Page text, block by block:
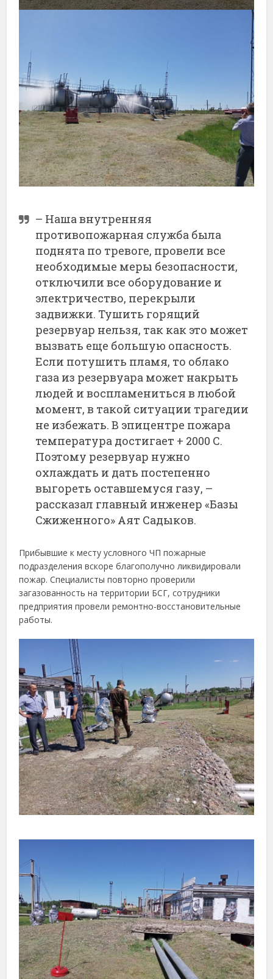
– Наша внутренняя
противопожарная служба была
поднята по тревоге, провели все
необходимые меры безопасности,
отключили все оборудование и
электричество, перекрыли
задвижки. Тушить горящий
резервуар нельзя, так как это может
вызвать еще большую опасность.
Если потушить пламя, то облако
газа из резервуара может накрыть
людей и воспламениться в любой
момент, в такой ситуации трагедии
не избежать. В эпицентре пожара
температура достигает + 2000 С.
Поэтому резервуар нужно
охлаждать и дать постепенно
выгореть оставшемуся газу, –
рассказал главный инженер «Базы
Сжиженного» Аят Садыков.
Прибывшие к месту условного ЧП пожарные
подразделения вскоре благополучно ликвидировали
пожар. Специалисты повторно проверили
загазованность на территории БСГ, сотрудники
предприятия провели ремонтно-восстановительные
работы.